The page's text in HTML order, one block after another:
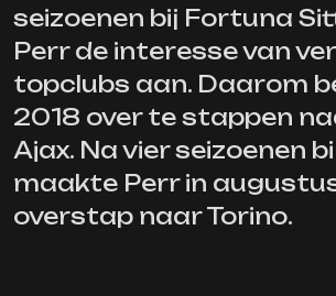
seizoenen bij Fortuna
Perr de interesse van
topclubs aan. Daarom
2018 over te stappen
Ajax. Na vier seizoenen
maakte Perr in
overstap naar Torino.